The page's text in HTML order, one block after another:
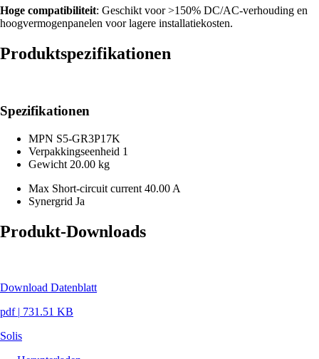
Hoge compatibiliteit: Geschikt voor >150% DC/AC-verhouding en
hoogvermogenpanelen voor lagere installatiekosten.
Produktspezifikationen
Spezifikationen
MPN S5-GR3P17K
Verpakkingseenheid 1
Gewicht 20.00 kg
Max Short-circuit current 40.00 A
Synergrid Ja
Produkt-Downloads
Download Datenblatt
pdf | 731.51 KB
Solis